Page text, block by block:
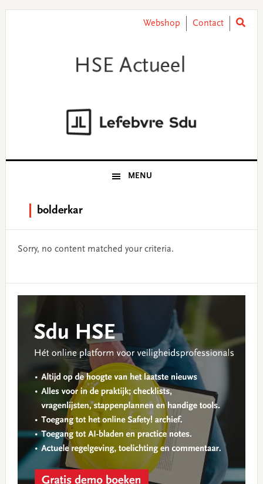
Webshop Contact
MENU
bolderkar
Sorry, no content matched your criteria.
Primary
Sidebar